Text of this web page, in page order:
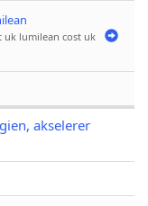
uk lumilean cost uk
akselerer